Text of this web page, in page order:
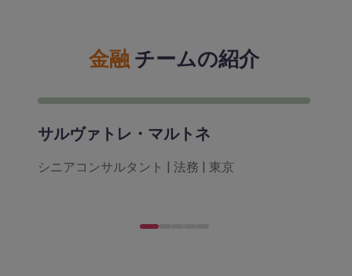
金融チームの紹介
サルヴァトレ・マルトネ
シニアコンサルタント | 法務 | 東京